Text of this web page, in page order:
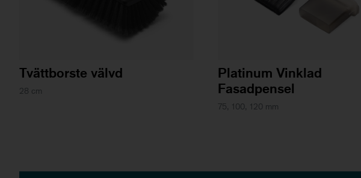
Tvättborste välvd
28 cm
Platinum Vinklad
Fasadpensel
75, 100, 120 mm